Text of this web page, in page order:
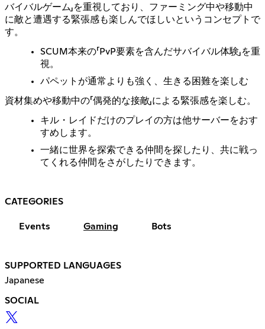
バイバルゲーム」を重視しており、ファーミング中や移動中
に敵と遭遇する緊張感も楽しんでほしいというコンセプトで
す。
SCUM本来の「PvP要素を含んだサバイバル体験」を重
視。
パペットが通常よりも強く、生きる困難を楽しむ
資材集めや移動中の「偶発的な接敵」による緊張感を楽しむ。
キル・レイドだけのプレイの方は他サーバーをおす
すめします。
一緒に世界を探索できる仲間を探したり、共に戦っ
てくれる仲間をさがしたりできます。
CATEGORIES
Events Gaming Bots
SUPPORTED LANGUAGES
Japanese
SOCIAL